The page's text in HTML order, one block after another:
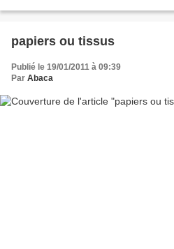
papiers ou tissus
Publié le 19/01/2011 à 09:39
Par Abaca